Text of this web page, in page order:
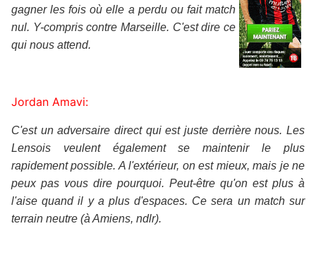
gagner les fois où elle a perdu ou fait match
nul. Y-compris contre Marseille. C'est dire ce
qui nous attend.
Jordan Amavi:
C'est un adversaire direct qui est juste derrière nous. Les
Lensois veulent également se maintenir le plus
rapidement possible. A l'extérieur, on est mieux, mais je ne
peux pas vous dire pourquoi. Peut-être qu'on est plus à
l'aise quand il y a plus d'espaces. Ce sera un match sur
terrain neutre (à Amiens, ndlr).